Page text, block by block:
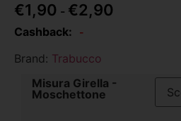
€1,90 - €2,90
Cashback: -
Brand: Trabucco
Misura Girella -
Moschettone